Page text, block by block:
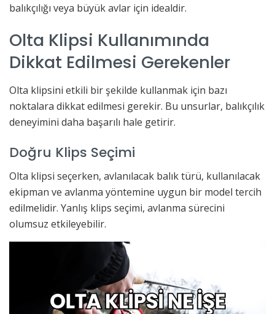
balıkçılığı veya büyük avlar için idealdir.
Olta Klipsi Kullanımında
Dikkat Edilmesi Gerekenler
Olta klipsini etkili bir şekilde kullanmak için bazı
noktalara dikkat edilmesi gerekir. Bu unsurlar, balıkçılık
deneyimini daha başarılı hale getirir.
Doğru Klips Seçimi
Olta klipsi seçerken, avlanılacak balık türü, kullanılacak
ekipman ve avlanma yöntemine uygun bir model tercih
edilmelidir. Yanlış klips seçimi, avlanma sürecini
olumsuz etkileyebilir.